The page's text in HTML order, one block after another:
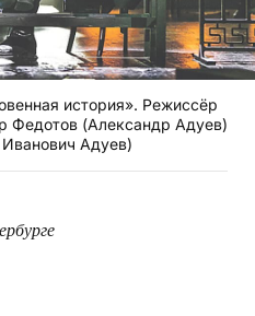
история». Режиссёр
Федотов (Александр Адуев)
Адуев)